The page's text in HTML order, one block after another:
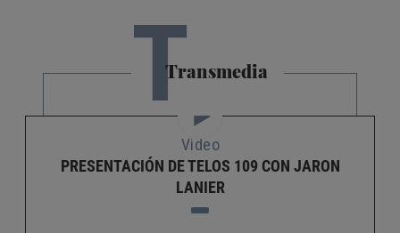
TTransmedia
Video
PRESENTACIÓN DE TELOS 109 CON JARON
LANIER